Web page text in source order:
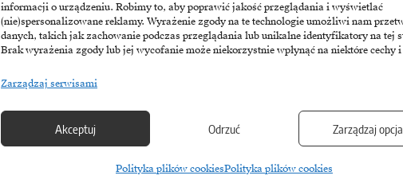
informacji o urządzeniu. Robimy to, aby poprawić jakość przeglądania i wyświetlać
(nie)spersonalizowane reklamy. Wyrażenie zgody na te technologie umożliwi nam
danych, takich jak zachowanie podczas przeglądania lub unikalne identyfikatory na tej
Brak wyrażenia zgody lub jej wycofanie może niekorzystnie wpłynąć na niektóre cechy
Zarządzaj serwisami
Akceptuj Odrzuć Zarządzaj
Polityka plików cookiesPolityka plików cookies